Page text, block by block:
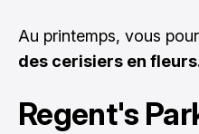
Au printemps, vous
des cerisiers en
Regent's